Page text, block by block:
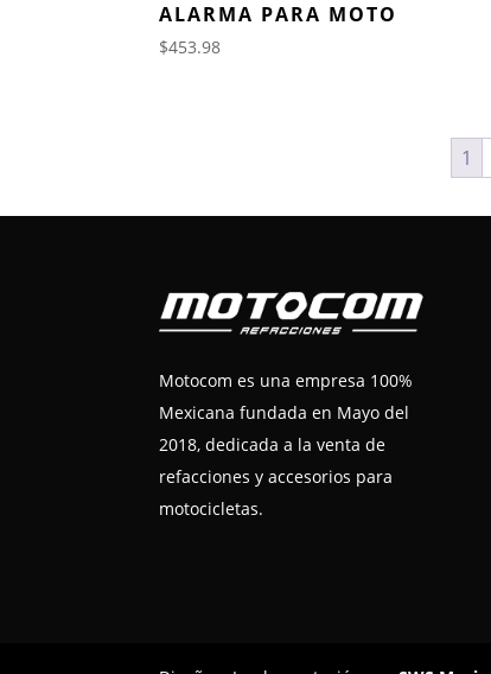
ALARMA PARA MOTO
$453.98
1
Motocom es una empresa 100%
Mexicana fundada en Mayo del
2018, dedicada a la venta de
refacciones y accesorios para
motocicletas.